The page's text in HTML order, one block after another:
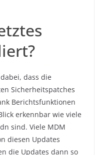
dass die
Sicherheitspatches
Berichtsfunktionen
erkennbar wie viele
sind. Viele MDM
diesen Updates
die Updates dann so